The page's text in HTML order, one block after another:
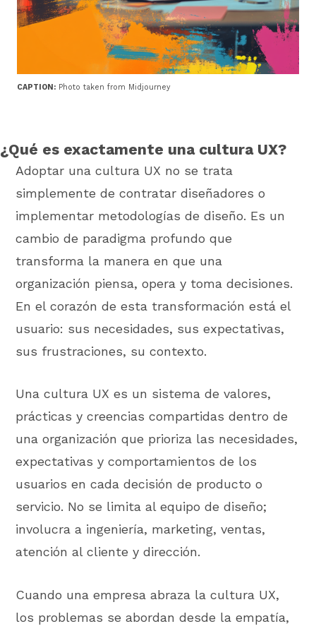
CAPTION: Photo taken from Midjourney
¿Qué es exactamente una cultura UX?
Adoptar una cultura UX no se trata
simplemente de contratar diseñadores o
implementar metodologías de diseño. Es un
cambio de paradigma profundo que
transforma la manera en que una
organización piensa, opera y toma decisiones.
En el corazón de esta transformación está el
usuario: sus necesidades, sus expectativas,
sus frustraciones, su contexto.
Una cultura UX es un sistema de valores,
prácticas y creencias compartidas dentro de
una organización que prioriza las necesidades,
expectativas y comportamientos de los
usuarios en cada decisión de producto o
servicio. No se limita al equipo de diseño;
involucra a ingeniería, marketing, ventas,
atención al cliente y dirección.
Cuando una empresa abraza la cultura UX,
los problemas se abordan desde la empatía,